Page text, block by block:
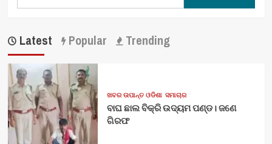
Latest Popular Trending
ଖବର ଉପାନ୍ତ ଓଡିଶା ସମାଚାର
ବାଘ ଛାଲ ବିକ୍ରି ଉଦ୍ୟମ ପଣ୍ଡ। ଜଣେ
ଗିରଫ